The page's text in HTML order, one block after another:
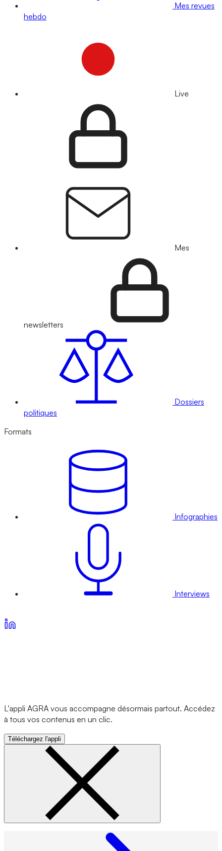
Mes revues
hebdo
Live
Mes
newsletters
Dossiers
politiques
Formats
Infographies
Interviews
L'appli AGRA vous accompagne désormais partout. Accédez
à tous vos contenus en un clic.
Téléchargez l'appli